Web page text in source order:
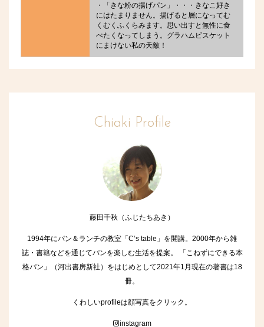
・「きな粉の揚げパン」・・・きなこ好き
にはたまりません。揚げると層になってむ
くむくふくらみます。思い出すと無性に食
べたくなってしまう。グラハムビスケット
にまけない私の天敵！
Chiaki Profile
藤田千秋（ふじたちあき）
1994年にパン＆ランチの教室「C’s table」を開講。2000年から雑
誌・書籍などを通じてパンを楽しむ生活を提案。 「こねずにできる本
格パン」（河出書房新社）をはじめとして2021年1月現在の著書は18
冊。
くわしいprofileは顔写真をクリック。
instagram